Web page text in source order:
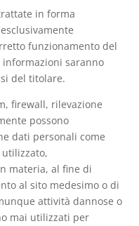
in forma
funzionamento del
saranno
del titolare.
firewall, rilevazione
possono
dati personali come
utilizzato,
materia, al fine di
al sito medesimo o di
attività dannose o
mai utilizzati per